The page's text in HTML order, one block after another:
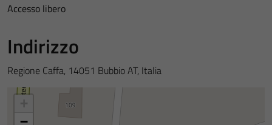
Accesso libero
Indirizzo
Regione Caffa, 14051 Bubbio AT, Italia
−